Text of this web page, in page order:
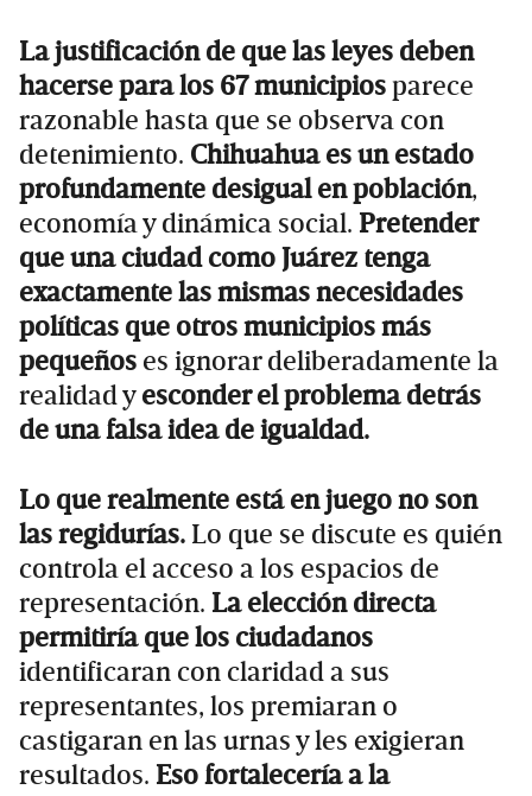
La justificación de que las leyes deben
hacerse para los 67 municipiosparece
razonable hasta que se observa con
detenimiento. Chihuahua es un estado
profundamente desigual en población,
economía y dinámica social. Pretender
que una ciudad como Juárez tenga
exactamente las mismas necesidades
políticas que otros municipios más
pequeños es ignorar deliberadamente la
realidad yesconder el problema detrás
de una falsa idea de igualdad.
Lo que realmente está en juego no son
las regidurías. Lo que se discute es quién
controla el acceso a los espacios de
representación. La elección directa
permitiría que los ciudadanos
identificaran con claridad a sus
representantes, los premiaran o
castigaran en las urnas y les exigieran
resultados. Eso fortalecería a la